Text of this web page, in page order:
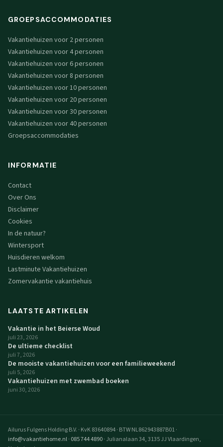
GROEPSACCOMMODATIES
Vakantiehuizen voor 2 personen
Vakantiehuizen voor 4 personen
Vakantiehuizen voor 6 personen
Vakantiehuizen voor 8 personen
Vakantiehuizen voor 10 personen
Vakantiehuizen voor 20 personen
Vakantiehuizen voor 30 personen
Vakantiehuizen voor 40 personen
Groepsaccommodaties
INFORMATIE
Contact
Over Ons
Disclaimer
Cookies
In de natuur?
Wintersport
Huisdieren welkom
Lastminute Vakantiehuizen
Zomervakantie vakantiehuis
LAATSTE ARTIKELEN
Vakantie in het Beierse Woud
juli 23, 2026
De ultieme checklist
juli 7, 2026
De mooiste vakantiehuizen voor een familieweekend
juli 5, 2026
Vakantiehuizen met zwembad boeken
juni 30, 2026
Ailurus Fulgens Holding B.V. · KvK 83640894· BTW NL862943887B01·
info@vakantiehome.nl· 085 744 4890· Julianalaan 34, 3135 JJ Vlaardingen,